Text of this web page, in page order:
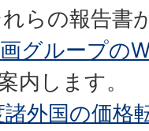
らの報告書
グループの
内します。
外国の価格